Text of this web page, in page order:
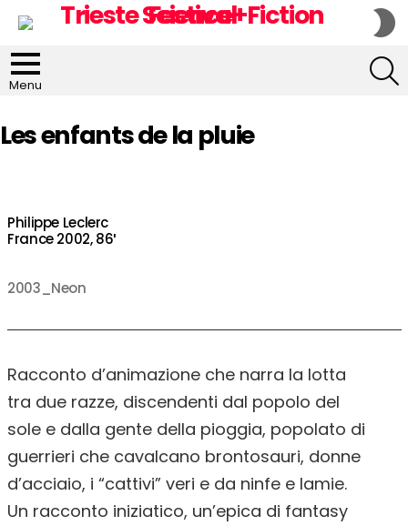
Menu
Les enfants de la pluie
Philippe Leclerc
France 2002, 86′
2003_Neon
Racconto d’animazione che narra la lotta
tra due razze, discendenti dal popolo del
sole e dalla gente della pioggia, popolato di
guerrieri che cavalcano brontosauri, donne
d’acciaio, i “cattivi” veri e da ninfe e lamie.
Un racconto iniziatico, un’epica di fantasy